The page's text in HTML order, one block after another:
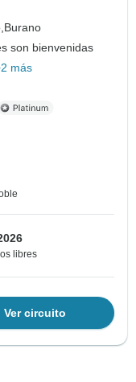
Burano
son bienvenidas
más
libres
Ver circuito